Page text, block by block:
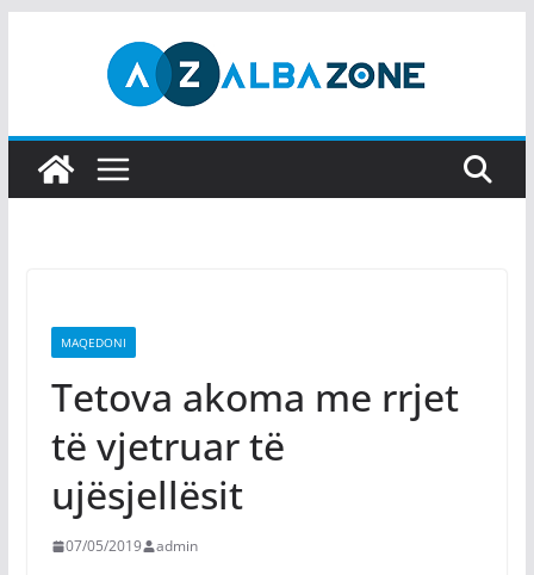
MAQEDONI
Tetova akoma me rrjet
të vjetruar të
ujësjellësit
07/05/2019 admin